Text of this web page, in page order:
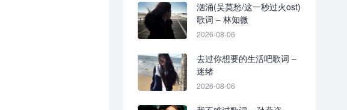
汹涌(吴莫愁/这一秒过火ost)
歌词 – 林知微
2026-08-06
去过你想要的生活吧歌词 –
迷绪
2026-08-06